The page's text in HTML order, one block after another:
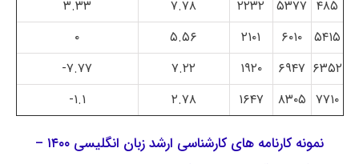
۴۸۵ ۵۳۷۷ ۲۲۳۲ ۷.۷۸
۳.۳۳
۵۴۱۵ ۶۰۱۰ ۲۱۰۱ ۵.۵۶
۰
۶۳۵۲ ۶۹۴۷ ۱۹۲۰ ۷.۲۲
۷.۷۷-
۷۷۱۰ ۸۳۰۵ ۱۶۴۷ ۲.۷۸ ۱.۱-
نمونه کارنامه های کارشناسی ارشد زبان انگلیسی ۱۴۰۰ –